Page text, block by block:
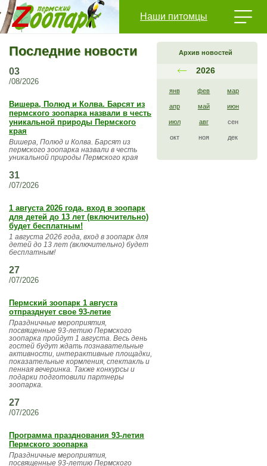
Наши питомцы
Архив новостей
2026
янв фев мар
апр май июн
июл авг сен
окт ноя дек
Последние новости
03
/08/2026
Вишера, Полюд и Колва. Барсят из
пермского зоопарка назвали в честь
уникальной природы Пермского
края
Вишера, Полюд и Колва. Барсят из
пермского зоопарка назвали в честь
уникальной природы Пермского края
31
/07/2026
1 августа 2026 года, вход в зоопарк
для детей до 13 лет (включительно)
будет бесплатным!
1 августа 2026 года, вход в зоопарк для
детей до 13 лет (включительно) будет
бесплатным!
27
/07/2026
Пермский зоопарк 1 августа
отпразднует свое 93-летие
Праздничные мероприятия,
посвященные 93-летию Пермского
зоопарка пройдут 1 августа. Весь день
гостей будут ждать познавательные
активности, интерактивные площадки,
показательные кормления, спектакль и
пенная вечеринка. Также конкурсы и
подарки подготовили партнеры
зоопарка.
27
/07/2026
Программа празднования 93-летия
Пермского зоопарка
Праздничные мероприятия,
посвященные 93-летию Пермского